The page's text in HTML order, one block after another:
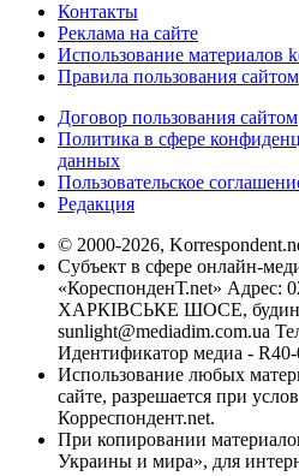
Контакты
Реклама на сайте
Использование материалов
Правила пользования сайтом
Договор пользования сайтом
Политика в сфере
данных
Пользовательское
Редакция
© 2000-2026,
Субъект в сфере онлайн-
«КореспонденТ.net» Адрес:
ХАРКІВСЬКЕ ШОСЕ,
sunlight@mediadim.com.ua
Идентификатор медиа -
Использование любых
сайте, разрешается при
Корреспондент.net.
При копировании
Украины и мира», для